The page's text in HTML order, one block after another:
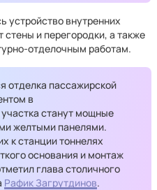
устройство внутренних
и перегородки, а также
отделочным работам.
отделка пассажирской
в
станут мощные
желтыми панелями.
к станции тоннелях
основания и монтаж
глава столичного
Рафик Загрутдинов.